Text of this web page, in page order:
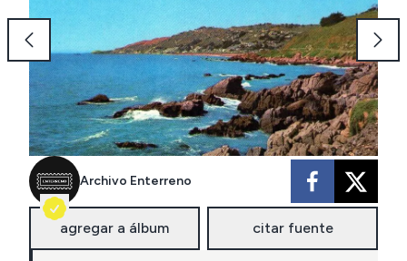
Archivo Enterreno
agregar a álbum citar fuente